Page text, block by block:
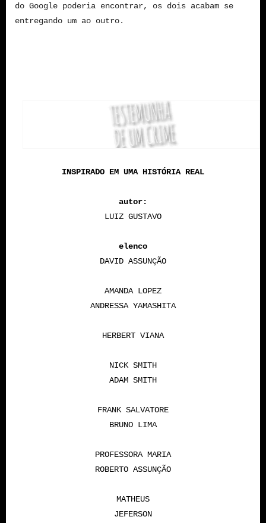
do Google poderia encontrar, os dois acabam se
entregando um ao outro.
INSPIRADO EM UMA HISTÓRIA REAL
autor:
LUIZ GUSTAVO
elenco
DAVID ASSUNÇÃO
AMANDA LOPEZ
ANDRESSA YAMASHITA
HERBERT VIANA
NICK SMITH
ADAM SMITH
FRANK SALVATORE
BRUNO LIMA
PROFESSORA MARIA
ROBERTO ASSUNÇÃO
MATHEUS
JEFERSON